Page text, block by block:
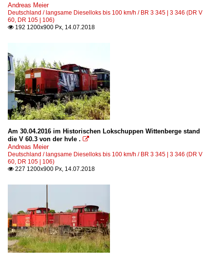
Andreas Meier
Deutschland / langsame Dieselloks bis 100 km/h / BR 3 345 | 3 346 (DR V
60, DR 105 | 106)
 192 1200x900 Px, 14.07.2018
Am 30.04.2016 im Historischen Lokschuppen Wittenberge stand
die V 60.3 von der hvle . 
Andreas Meier
Deutschland / langsame Dieselloks bis 100 km/h / BR 3 345 | 3 346 (DR V
60, DR 105 | 106)
 227 1200x900 Px, 14.07.2018